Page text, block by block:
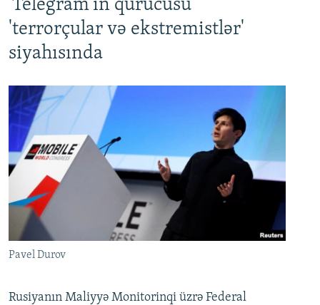
'Telegram'ın qurucusu
'terrorçular və ekstremistlər'
siyahısında
Pavel Durov
Rusiyanın Maliyyə Monitorinqi üzrə Federal